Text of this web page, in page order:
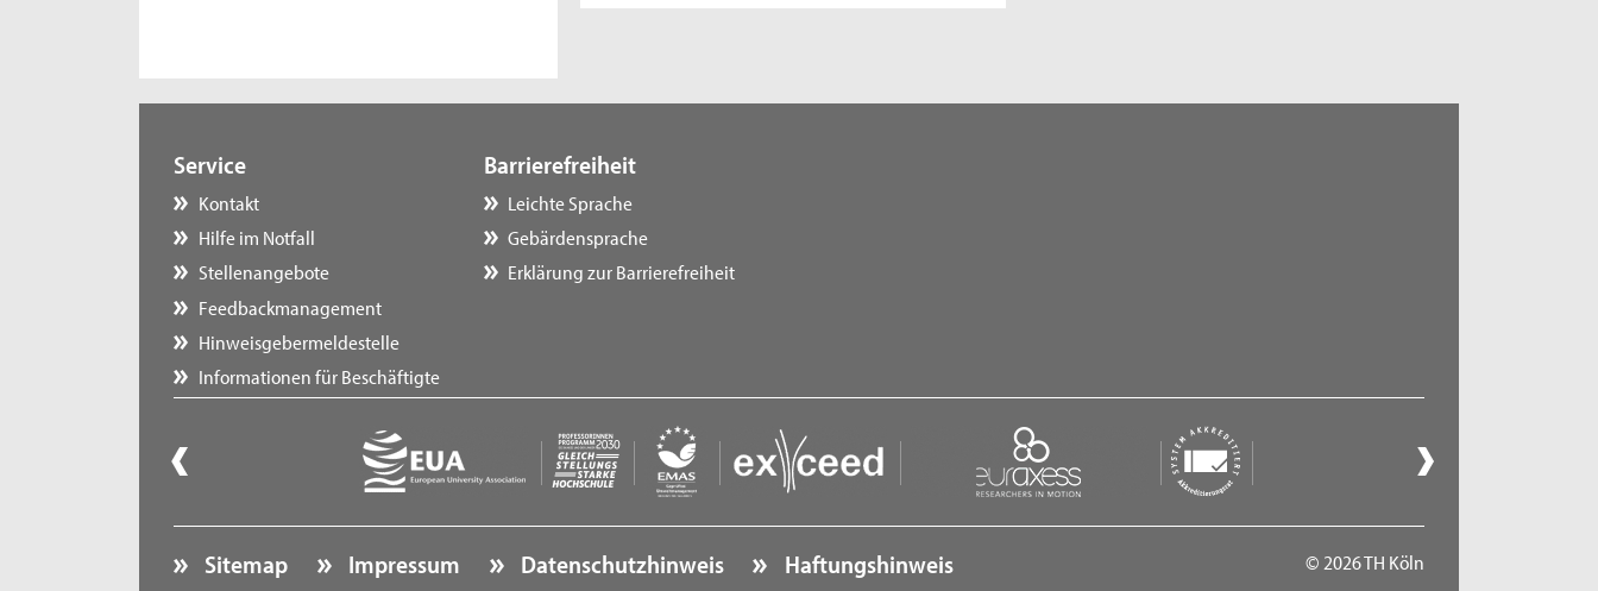
Service
Kontakt
Hilfe im Notfall
Stellenangebote
Feedbackmanagement
Hinweisgebermeldestelle
Informationen für Beschäftigte
Barrierefreiheit
Leichte Sprache
Gebärdensprache
Erklärung zur Barrierefreiheit
Sitemap Impressum Datenschutzhinweis Haftungshinweis © 2026 TH Köln